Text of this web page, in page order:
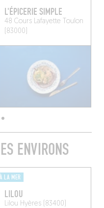
L'ÉPICERIE SIMPLE
48 Cours Lafayette Toulon
(83000)
ENVIRONS
À LA MER
LILOU
Lilou Hyères (83400)